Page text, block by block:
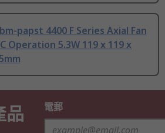
papst 4400 F Series Axial Fan
Operation 5.3W 119 x 119 x
品
電郵